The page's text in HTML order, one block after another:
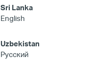
Sri Lanka
English
Uzbekistan
Русский